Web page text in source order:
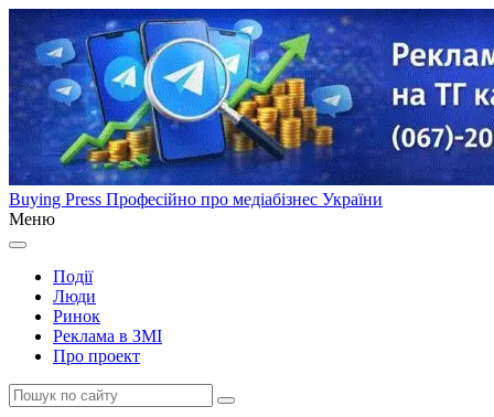
Buying Press Професійно про медіабізнес України
Меню
Події
Люди
Ринок
Реклама в ЗМІ
Про проект